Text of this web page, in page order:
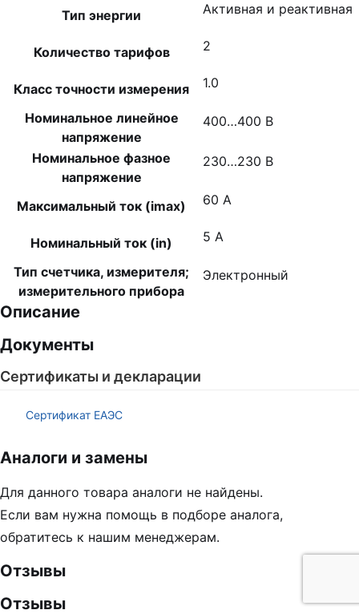
Тип энергии Активная и реактивная
Количество тарифов 2
Класс точности измерения 1.0
Номинальное линейное
напряжение
400…400 В
Номинальное фазное
напряжение
230…230 В
Максимальный ток (imax) 60 А
Номинальный ток (in) 5 А
Тип счетчика, измерителя;
измерительного прибора
Электронный
Описание
Документы
Сертификаты и декларации
Сертификат ЕАЭС
Аналоги и замены
Для данного товара аналоги не найдены.
Если вам нужна помощь в подборе аналога,
обратитесь к нашим менеджерам.
Отзывы
Отзывы